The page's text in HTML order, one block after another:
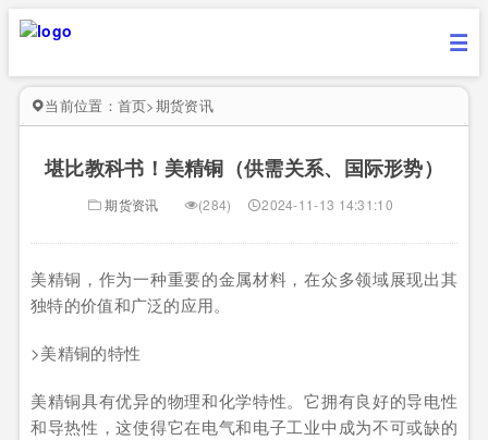
当前位置： 首页>期货资讯
堪比教科书！美精铜（供需关系、国际形势）
期货资讯 (284) 2024-11-13 14:31:10
美精铜，作为一种重要的金属材料，在众多领域展现出其
独特的价值和广泛的应用。
>美精铜的特性
美精铜具有优异的物理和化学特性。它拥有良好的导电性
和导热性，这使得它在电气和电子工业中成为不可或缺的